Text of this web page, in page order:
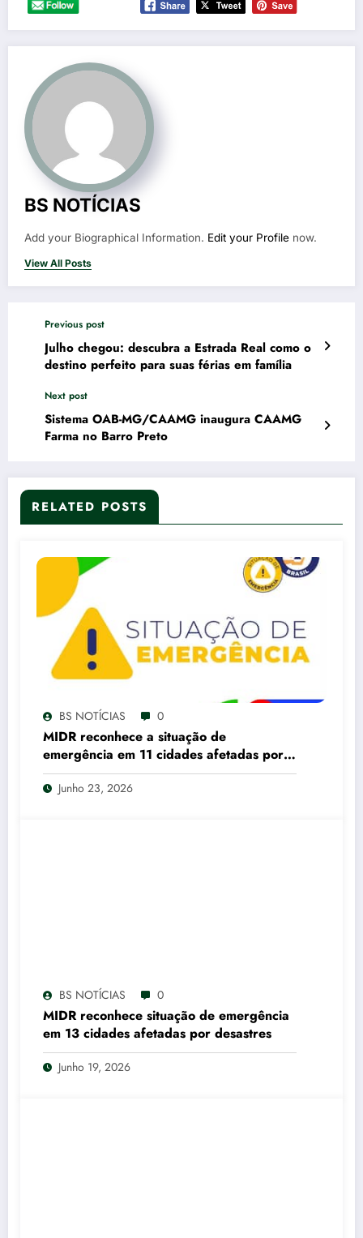
BS NOTÍCIAS
Add your Biographical Information. Edit your Profile now.
View All Posts
Previous post
Julho chegou: descubra a Estrada Real como o
destino perfeito para suas férias em família
Next post
Sistema OAB-MG/CAAMG inaugura CAAMG
Farma no Barro Preto
RELATED POSTS
BS NOTÍCIAS 0
MIDR reconhece a situação de
emergência em 11 cidades afetadas por
desastres
Junho 23, 2026
BS NOTÍCIAS 0
MIDR reconhece situação de emergência
em 13 cidades afetadas por desastres
Junho 19, 2026